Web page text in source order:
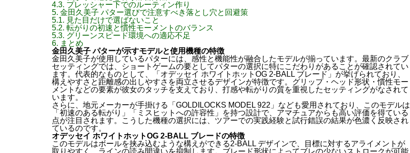
4.3. プレッシャー下でのルーティン作り
5. 金田久美子 パター選びで注意すべき落とし穴と回避策
5.1. 見た目だけで選ばないこと
5.2. 転がりの初速と慣性モーメントのバランス
5.3. グリーンスピード環境への適応不足
6. まとめ
金田久美子 パターが示すモデルと使用機種の特徴
金田久美子が使用しているパターには、感性と機能性が融合したモデルが揃っています。最新のクラブ
セッティングでは、ショートゲームの要としてパターの選択に特にこだわりがあることが確認されてい
ます。代表的なものとして、「オデッセイ ホワイトホットOG 2-BALL ブレード」が挙げられており、
構えやすさと距離感の出しやすさを両立させるデザインが特徴です。グリップ・ヘッド形状・慣性モー
メントなどの要素が彼女のタッチを支えており、打感や転がりの質を重視したセッティングがなされて
います。
さらに、地元メーカーが手掛ける「GOLDILOCKS MODEL 922」なども愛用されており、このモデルは
「初速のある転がり」「ミスヒットへの許容性」を持つ設計で、アマチュアからも高い評価を得ている
点が注目されます。こうした機種の選択には、ツアーでの実践経験と試行錯誤の結果が色濃く反映され
ているのです。
オデッセイ ホワイトホットOG 2-BALL ブレードの特徴
このモデルはボールを挟み込むような構えができる2-BALL デザインで、目標に対するアライメントが
取りやすく、ラインの読み間違いを抑制します。ブレード形状によってブレの少ないストロークが可能